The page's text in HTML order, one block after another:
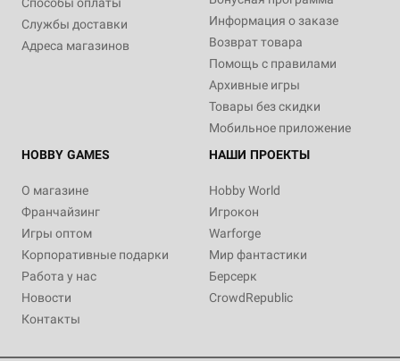
Способы оплаты
Службы доставки
Адреса магазинов
Информация о заказе
Возврат товара
Помощь с правилами
Архивные игры
Товары без скидки
Мобильное приложение
HOBBY GAMES
О магазине
Франчайзинг
Игры оптом
Корпоративные подарки
Работа у нас
Новости
Контакты
НАШИ ПРОЕКТЫ
Hobby World
Игрокон
Warforge
Мир фантастики
Берсерк
CrowdRepublic